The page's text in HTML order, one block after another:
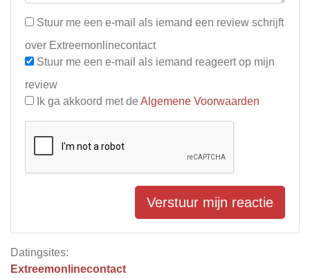
Datingsites:
Extreemonlinecontact
Stuur me een e-mail als iemand een review schrijft
over Extreemonlinecontact
Stuur me een e-mail als iemand reageert op mijn
review
Ik ga akkoord met de Algemene Voorwaarden
Verstuur mijn reactie